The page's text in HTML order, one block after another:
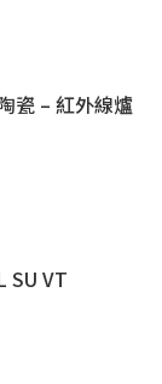
瓷 – 紅外線爐
SU VT